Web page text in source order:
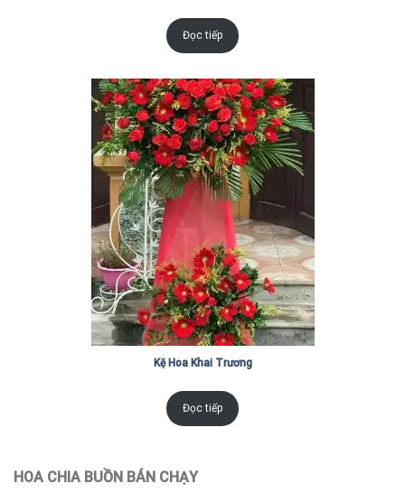
Đọc tiếp
Kệ Hoa Khai Trương
Đọc tiếp
HOA CHIA BUỒN BÁN CHẠY